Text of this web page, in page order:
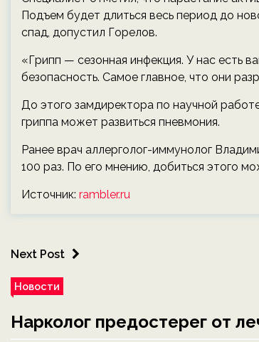
Подъем будет длиться весь период до
спад, допустил Горелов.
«Грипп — сезонная инфекция. У нас есть
безопасность. Самое главное, что они
До этого замдиректора по научной
гриппа может развиться пневмония.
Ранее врач аллерголог-иммунолог
100 раз. По его мнению, добиться этого
Источник: rambler.ru
Next Post
Новости
Нарколог предостерег от